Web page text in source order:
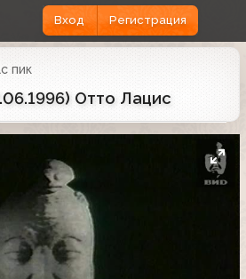
Вход Регистрация
пик
Отто Лацис